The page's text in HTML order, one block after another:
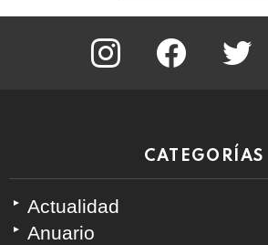
instagram facebook twitter
CATEGORÍAS
Actualidad
Anuario